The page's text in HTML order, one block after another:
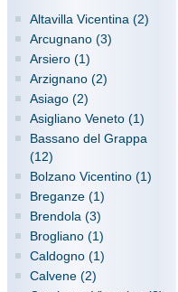
Altavilla Vicentina (2)
Arcugnano (3)
Arsiero (1)
Arzignano (2)
Asiago (2)
Asigliano Veneto (1)
Bassano del Grappa
(12)
Bolzano Vicentino (1)
Breganze (1)
Brendola (3)
Brogliano (1)
Caldogno (1)
Calvene (2)